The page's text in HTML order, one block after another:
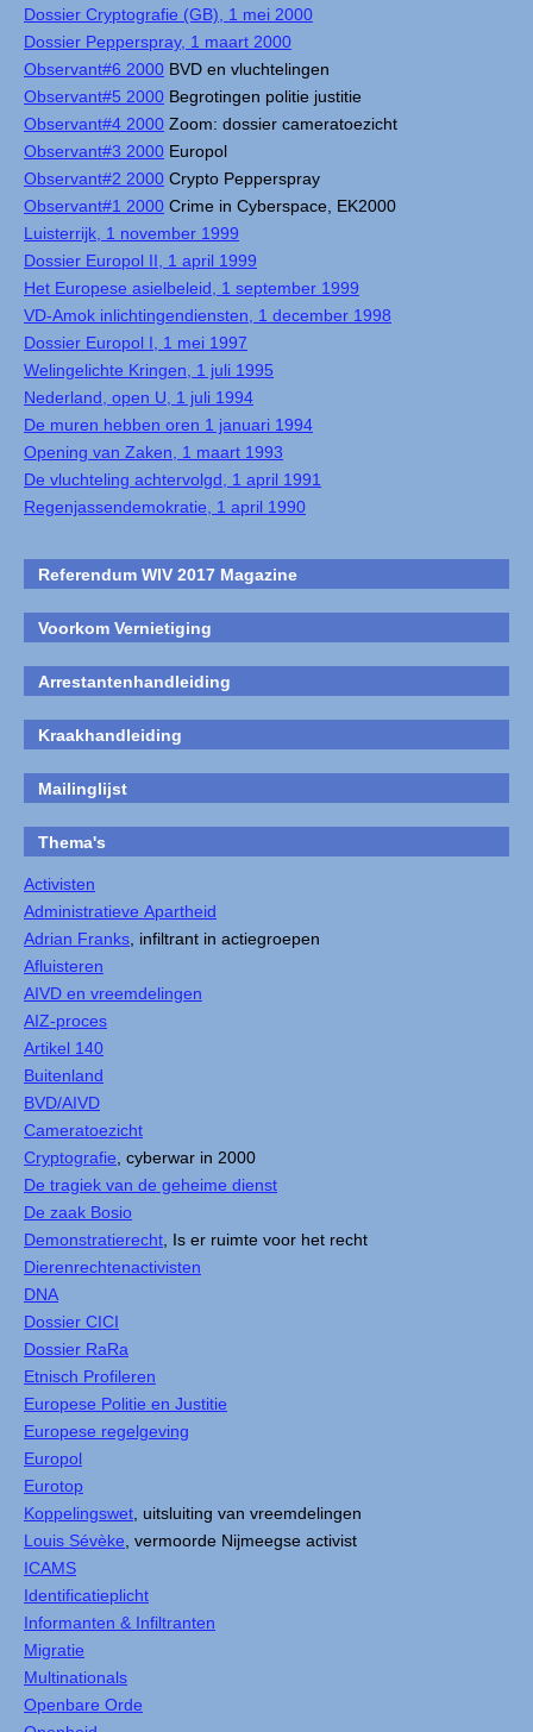
Dossier Cryptografie (GB), 1 mei 2000
Dossier Pepperspray, 1 maart 2000
Observant#6 2000 BVD en vluchtelingen
Observant#5 2000 Begrotingen politie justitie
Observant#4 2000 Zoom: dossier cameratoezicht
Observant#3 2000 Europol
Observant#2 2000 Crypto Pepperspray
Observant#1 2000 Crime in Cyberspace, EK2000
Luisterrijk, 1 november 1999
Dossier Europol II, 1 april 1999
Het Europese asielbeleid, 1 september 1999
VD-Amok inlichtingendiensten, 1 december 1998
Dossier Europol I, 1 mei 1997
Welingelichte Kringen, 1 juli 1995
Nederland, open U, 1 juli 1994
De muren hebben oren 1 januari 1994
Opening van Zaken, 1 maart 1993
De vluchteling achtervolgd, 1 april 1991
Regenjassendemokratie, 1 april 1990
Referendum WIV 2017 Magazine
Voorkom Vernietiging
Arrestantenhandleiding
Kraakhandleiding
Mailinglijst
Thema's
Activisten
Administratieve Apartheid
Adrian Franks , infiltrant in actiegroepen
Afluisteren
AIVD en vreemdelingen
AIZ-proces
Artikel 140
Buitenland
BVD/AIVD
Cameratoezicht
Cryptografie , cyberwar in 2000
De tragiek van de geheime dienst
De zaak Bosio
Demonstratierecht , Is er ruimte voor het recht
Dierenrechtenactivisten
DNA
Dossier CICI
Dossier RaRa
Etnisch Profileren
Europese Politie en Justitie
Europese regelgeving
Europol
Eurotop
Koppelingswet , uitsluiting van vreemdelingen
Louis Sévèke , vermoorde Nijmeegse activist
ICAMS
Identificatieplicht
Informanten & Infiltranten
Migratie
Multinationals
Openbare Orde